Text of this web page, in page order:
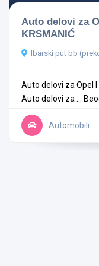
Auto delovi za
KRSMANIĆ
Ibarski put bb
Auto delovi za Opel
Auto delovi za ...
Automobili